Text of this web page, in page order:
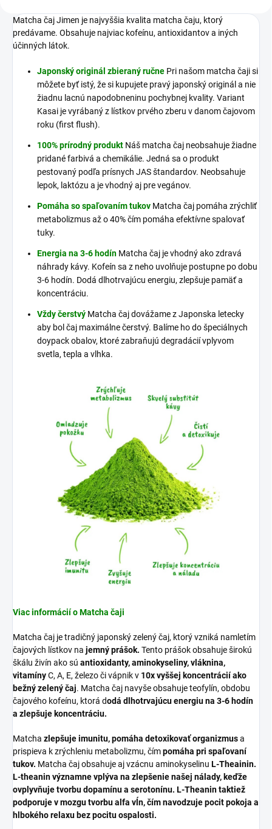
Matcha čaj Jimen je najvyššia kvalita matcha čaju, ktorý
predávame. Obsahuje najviac kofeínu, antioxidantov a iných
účinných látok.
Japonský originál zbieraný ručne Pri našom matcha čaji si
môžete byť istý, že si kupujete pravý japonský originál a nie
žiadnu lacnú napodobneninu pochybnej kvality. Variant
Kasai je vyrábaný z lístkov prvého zberu v danom čajovom
roku (first flush).
100% prírodný produkt Náš matcha čaj neobsahuje žiadne
pridané farbivá a chemikálie. Jedná sa o produkt
pestovaný podľa prísnych JAS štandardov. Neobsahuje
lepok, laktózu a je vhodný aj pre vegánov.
Pomáha so spaľovaním tukov Matcha čaj pomáha zrýchliť
metabolizmus až o 40% čím pomáha efektívne spalovať
tuky.
Energia na 3-6 hodín Matcha čaj je vhodný ako zdravá
náhrady kávy. Kofeín sa z neho uvolňuje postupne po dobu
3-6 hodín. Dodá dlhotrvajúcu energiu, zlepšuje pamäť a
koncentráciu.
Vždy čerstvý Matcha čaj dovážame z Japonska letecky
aby bol čaj maximálne čerstvý. Balíme ho do špeciálnych
doypack obalov, ktoré zabraňujú degradácií vplyvom
svetla, tepla a vlhka.
Viac informácií o Matcha čaji
Matcha čaj je tradičný japonský zelený čaj, ktorý vzniká namletím
čajových lístkov na jemný prášok. Tento prášok obsahuje širokú
škálu živín ako sú antioxidanty, aminokyseliny, vláknina,
vitamínyC, A, E, železo či vápnik v 10x vyššej koncentrácií ako
bežný zelený čaj. Matcha čaj navyše obsahuje teofylín, obdobu
čajového kofeínu, ktorá dodá dlhotrvajúcu energiu na 3-6 hodín
a zlepšuje koncentráciu.
Matcha zlepšuje imunitu, pomáha detoxikovať organizmusa
prispieva k zrýchleniu metabolizmu, čímpomáha pri spaľovaní
tukov. Matcha čaj obsahuje aj vzácnu aminokyselinu L-Theainin.
L-theanin významne vplýva na zlepšenie našej nálady, keďže
ovplyvňuje tvorbu dopamínu a serotonínu. L-Theanin taktiež
podporuje v mozgu tvorbu alfa vĺn, čím navodzuje pocit pokoja a
hlbokého relaxu bez pocitu ospalosti.